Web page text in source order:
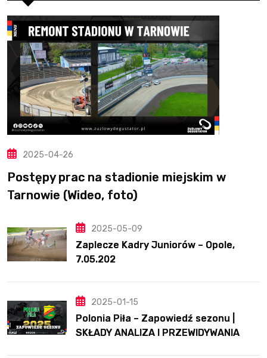
2025-04-26
Postępy prac na stadionie miejskim w
Tarnowie (Wideo, foto)
2025-05-09
Zaplecze Kadry Juniorów – Opole,
7.05.202
2025-01-15
Polonia Piła – Zapowiedź sezonu |
SKŁADY ANALIZA I PRZEWIDYWANIA